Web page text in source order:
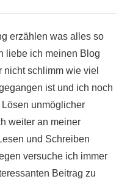
erzählen was alles so
liebe ich meinen Blog
nicht schlimm wie viel
ist und ich noch
unmöglicher
weiter an meiner
und Schreiben
versuche ich immer
Beitrag zu